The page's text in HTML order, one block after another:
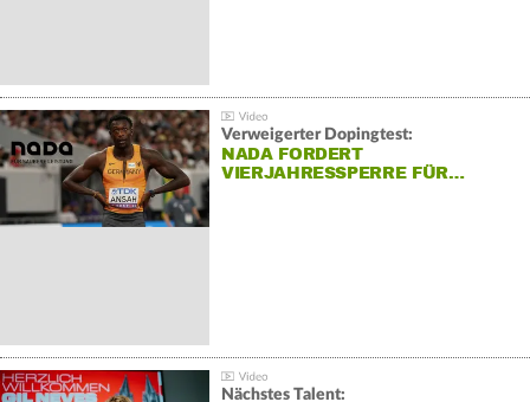
Verweigerter Dopingtest:
NADA FORDERT
VIERJAHRESSPERRE FÜR…
Nächstes Talent: